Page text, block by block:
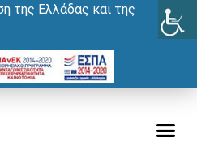
της Ελλάδας και της